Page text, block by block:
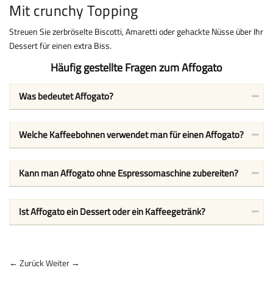
Mit crunchy Topping
Streuen Sie zerbröselte Biscotti, Amaretti oder gehackte Nüsse über Ihr
Dessert für einen extra Biss.
Häufig gestellte Fragen zum Affogato
Was bedeutet Affogato?
Welche Kaffeebohnen verwendet man für einen Affogato?
Kann man Affogato ohne Espressomaschine zubereiten?
Ist Affogato ein Dessert oder ein Kaffeegetränk?
← ZurückWeiter →